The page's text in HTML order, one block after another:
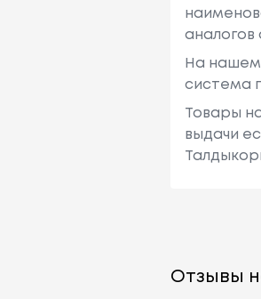
аналогов
На нашем
система
Товары
выдачи
Отзывы